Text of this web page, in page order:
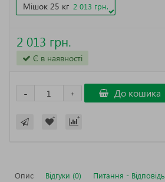
Мішок 25 кг 2 013 грн.
2 013 грн.
Є в наявності
+
- До кошика
Опис Відгуки (0) Питання - Відповідь